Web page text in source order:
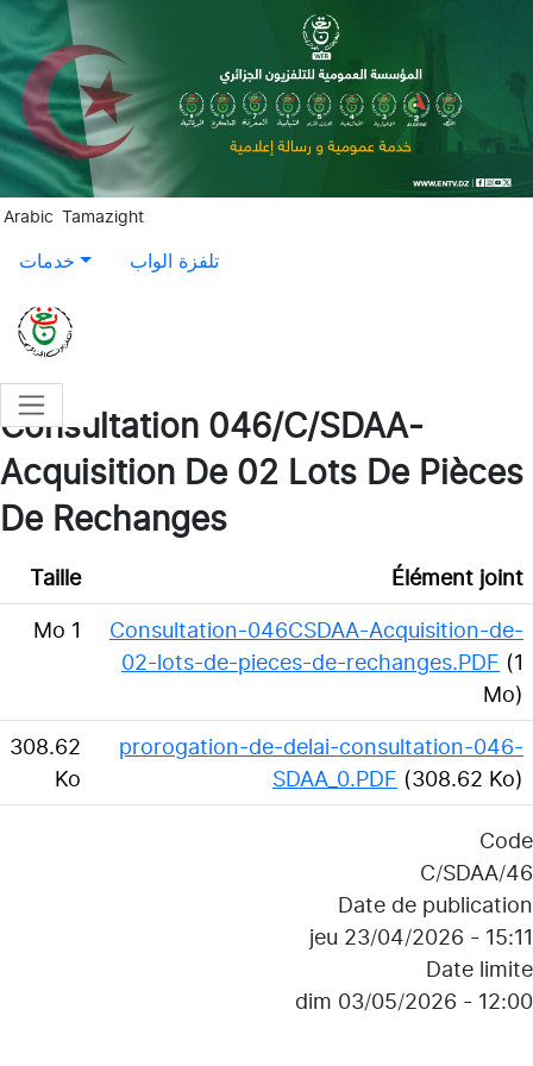
Aller au contenu principal
Arabic Tamazight
خدمات تلفزة الواب
Consultation 046/C/SDAA-
Acquisition De 02 Lots De Pièces
De Rechanges
Élément joint
Taille
Consultation-046CSDAA-Acquisition-de-
02-lots-de-pieces-de-rechanges.PDF (1
Mo)
1 Mo
prorogation-de-delai-consultation-046-
SDAA_0.PDF (308.62 Ko)
308.62
Ko
Code
46/C/SDAA
Date de publication
jeu 23/04/2026 - 15:11
Date limite
dim 03/05/2026 - 12:00